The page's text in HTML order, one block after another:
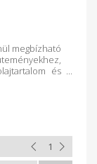
megbízható
és